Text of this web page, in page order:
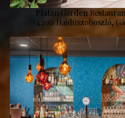
Platan Garden
4200 Hajdúszoboszló,